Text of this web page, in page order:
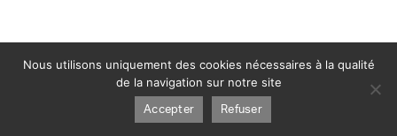
Nous utilisons uniquement des cookies nécessaires à la qualité
de la navigation sur notre site
Accepter Refuser